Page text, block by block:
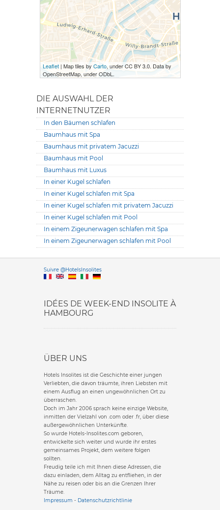
Leaflet| Map tiles by Carto, under CC BY 3.0. Data by
OpenStreetMap, under ODbL.
DIE AUSWAHL DER
INTERNETNUTZER
In den Bäumen schlafen
Baumhaus mit Spa
Baumhaus mit privatem Jacuzzi
Baumhaus mit Pool
Baumhaus mit Luxus
In einer Kugel schlafen
In einer Kugel schlafen mit Spa
In einer Kugel schlafen mit privatem Jacuzzi
In einer Kugel schlafen mit Pool
In einem Zigeunerwagen schlafen mit Spa
In einem Zigeunerwagen schlafen mit Pool
Suivre @HotelsInsolitesVersione
IDÉES DE WEEK-END INSOLITE À
HAMBOURG
ÜBER UNS
Hotels Insolites ist die Geschichte einer jungen
Verliebten, die davon träumte, ihren Liebsten mit
einem Ausflug an einen ungewöhnlichen Ort zu
überraschen.
Doch im Jahr 2006 sprach keine einzige Website,
inmitten der Vielzahl von .com oder .fr, über diese
außergewöhnlichen Unterkünfte.
So wurde Hotels-Insolites.com geboren,
entwickelte sich weiter und wurde ihr erstes
gemeinsames Projekt, dem weitere folgen
sollten.
Freudig teile ich mit Ihnen diese Adressen, die
dazu einladen, dem Alltag zu entfliehen, in der
Nähe zu reisen oder bis an die Grenzen Ihrer
Träume.
Impressum - Datenschutzrichtlinie